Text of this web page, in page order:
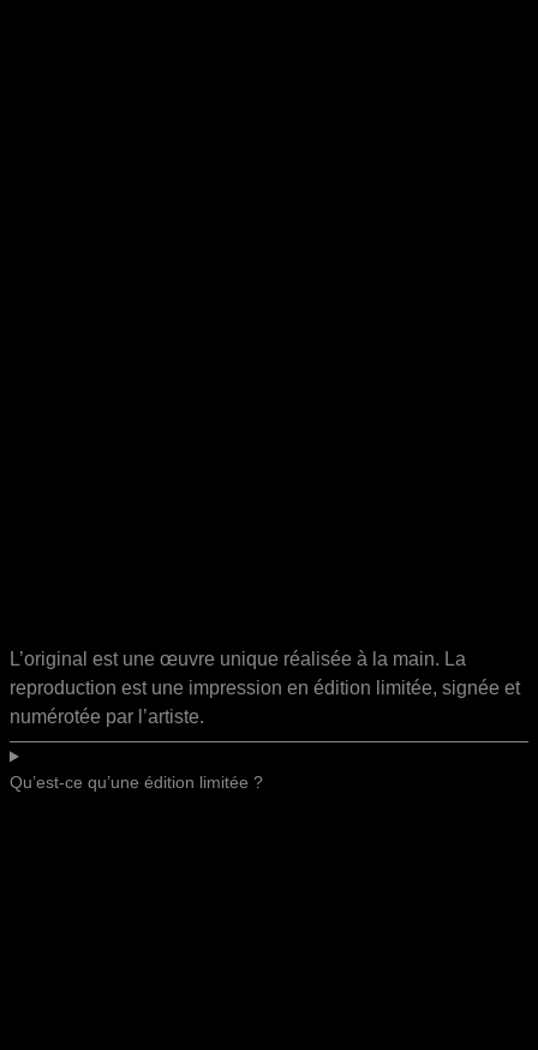
L’original est une œuvre unique réalisée à la main. La
reproduction est une impression en édition limitée, signée et
numérotée par l’artiste.
Qu’est-ce qu’une édition limitée ?